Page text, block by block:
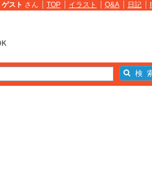
ゲスト さん TOP イラスト Q&A 日記